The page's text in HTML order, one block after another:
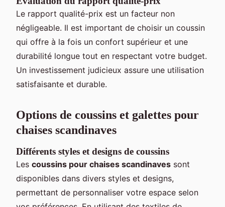
Le rapport qualité-prix est un facteur non
négligeable. Il est important de choisir un coussin
qui offre à la fois un confort supérieur et une
durabilité longue tout en respectant votre budget.
Un investissement judicieux assure une utilisation
satisfaisante et durable.
Options de coussins et galettes pour
chaises scandinaves
Différents styles et designs de coussins
Les coussins pour chaises scandinaves sont
disponibles dans divers styles et designs,
permettant de personnaliser votre espace selon